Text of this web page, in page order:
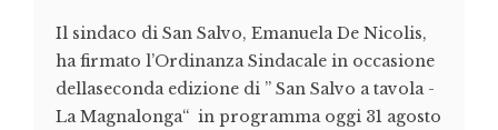
Il sindaco di San Salvo, Emanuela De Nicolis,
ha firmato l’Ordinanza Sindacale in occasione
dellaseconda edizione di ” San Salvo a tavola -
La Magnalonga“ in programma oggi 31 agosto